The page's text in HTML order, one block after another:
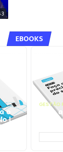
EBOOKS
o
|
GESTÃO
Faça
seu